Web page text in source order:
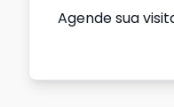
Agende sua